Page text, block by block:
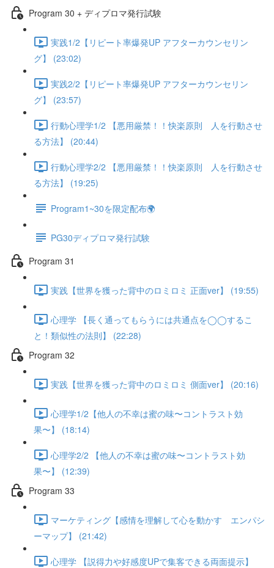
Program 30 + ディプロマ発行試験
実践1/2【リピート率爆発UP アフターカウンセリン
グ】 (23:02)
実践2/2【リピート率爆発UP アフターカウンセリン
グ】 (23:57)
行動心理学1/2 【悪用厳禁！！快楽原則 人を行動させ
る方法】 (20:44)
行動心理学2/2 【悪用厳禁！！快楽原則 人を行動させ
る方法】 (19:25)
Program1~30を限定配布🌍
PG30ディプロマ発行試験
Program 31
実践【世界を獲った背中のロミロミ 正面ver】 (19:55)
心理学 【長く通ってもらうには共通点を◯◯するこ
と！類似性の法則】 (22:28)
Program 32
実践【世界を獲った背中のロミロミ 側面ver】 (20:16)
心理学1/2【他人の不幸は蜜の味〜コントラスト効
果〜】 (18:14)
心理学2/2 【他人の不幸は蜜の味〜コントラスト効
果〜】 (12:39)
Program 33
マーケティング【感情を理解して心を動かす エンパシ
ーマップ】 (21:42)
心理学 【説得力や好感度UPで集客できる両面提示】